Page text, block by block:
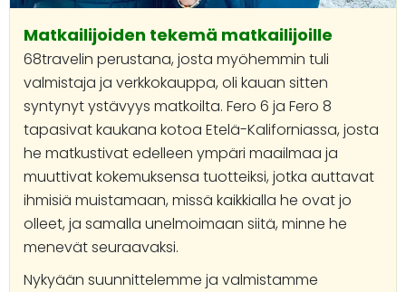
Matkailijoiden tekemä matkailijoille
68travelin perustana, josta myöhemmin tuli
valmistaja ja verkkokauppa, oli kauan sitten
syntynyt ystävyys matkoilta. Fero 6 ja Fero 8
tapasivat kaukana kotoa Etelä-Kaliforniassa, josta
he matkustivat edelleen ympäri maailmaa ja
muuttivat kokemuksensa tuotteiksi, jotka auttavat
ihmisiä muistamaan, missä kaikkialla he ovat jo
olleet, ja samalla unelmoimaan siitä, minne he
menevät seuraavaksi.
Nykyään suunnittelemme ja valmistamme